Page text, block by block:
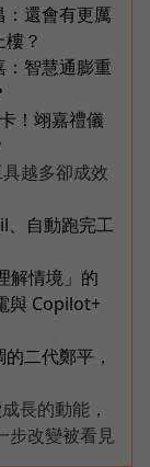
還會有更厲
？
智慧通膨重
！翊嘉禮儀
越多卻成效
自動跑完工
解情境」的
與 Copilot+
二代鄭平，
長的動能，
步改變被看見